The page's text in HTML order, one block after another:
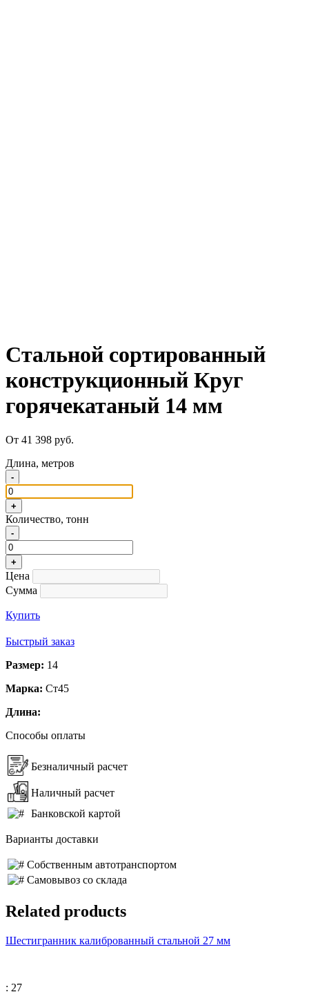
Стальной сортированный
конструкционный Круг
горячекатаный 14 мм
От 41 398 руб.
Длина, метров
-
+
Количество, тонн
-
+
Цена
Сумма
Купить
Быстрый заказ
Размер: 14
Марка: Ст45
Длина:
Способы оплаты
Безналичный расчет
Наличный расчет
Банковской картой
Варианты доставки
Собственным автотранспортом
Самовывоз со склада
Related products
Шестигранник калиброванный стальной 27 мм
: 27